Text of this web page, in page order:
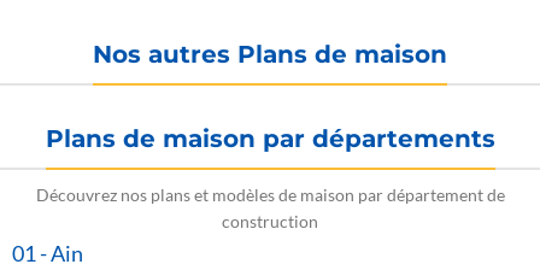
Nos autres Plans de maison
Plans de maison par départements
Découvrez nos plans et modèles de maison par département de
construction
01 - Ain